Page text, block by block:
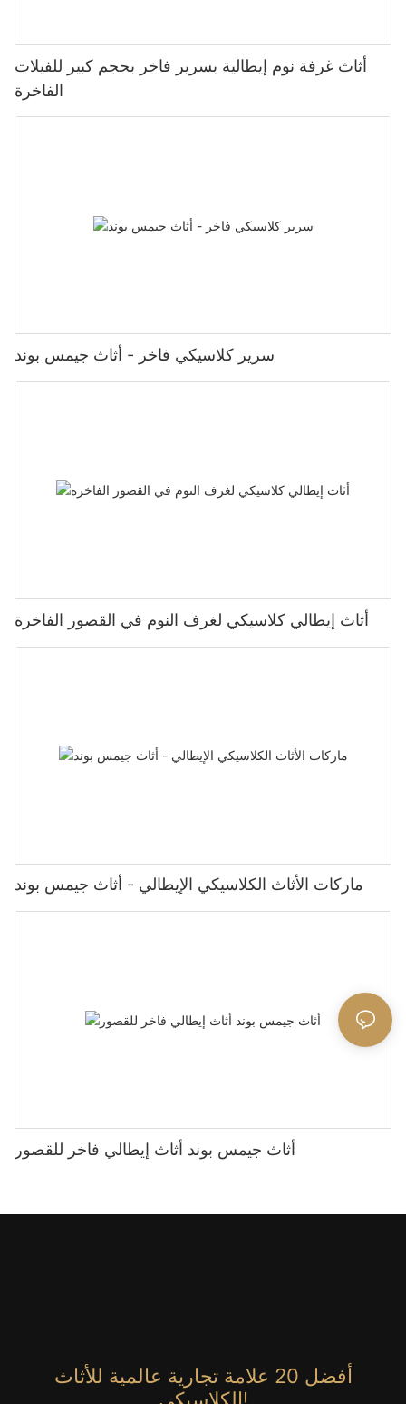
أثاث غرفة نوم إيطالية بسرير فاخر بحجم كبير للفيلات
الفاخرة
سرير كلاسيكي فاخر - أثاث جيمس بوند
أثاث إيطالي كلاسيكي لغرف النوم في القصور الفاخرة
ماركات الأثاث الكلاسيكي الإيطالي - أثاث جيمس بوند
أثاث جيمس بوند أثاث إيطالي فاخر للقصور
أفضل 20 علامة تجارية عالمية للأثاث